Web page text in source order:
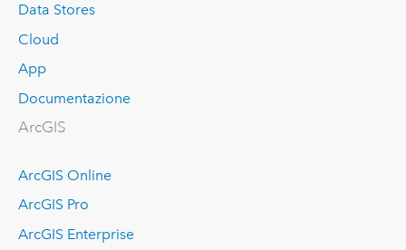
Data Stores
Cloud
App
Documentazione
ArcGIS
ArcGIS Online
ArcGIS Pro
ArcGIS Enterprise